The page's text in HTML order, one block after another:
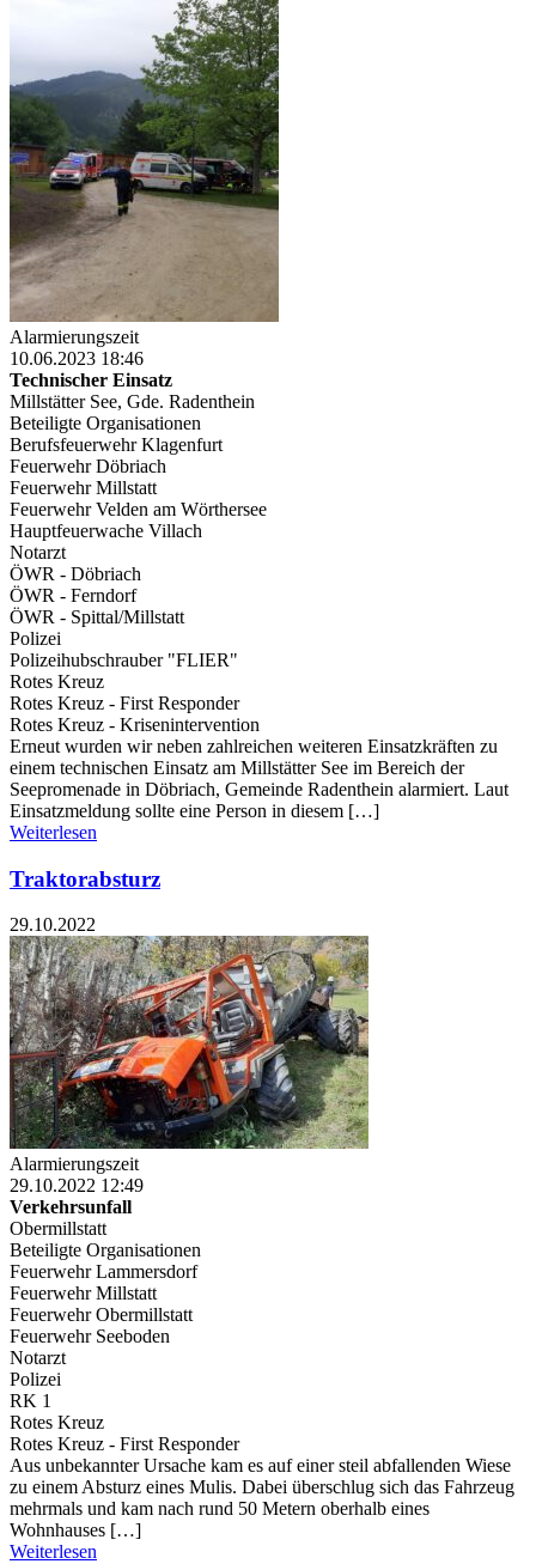
Alarmierungszeit
10.06.2023 18:46
Technischer Einsatz
Millstätter See, Gde. Radenthein
Beteiligte Organisationen
Berufsfeuerwehr Klagenfurt
Feuerwehr Döbriach
Feuerwehr Millstatt
Feuerwehr Velden am Wörthersee
Hauptfeuerwache Villach
Notarzt
ÖWR - Döbriach
ÖWR - Ferndorf
ÖWR - Spittal/Millstatt
Polizei
Polizeihubschrauber "FLIER"
Rotes Kreuz
Rotes Kreuz - First Responder
Rotes Kreuz - Krisenintervention
Erneut wurden wir neben zahlreichen weiteren Einsatzkräften zu
einem technischen Einsatz am Millstätter See im Bereich der
Seepromenade in Döbriach, Gemeinde Radenthein alarmiert. Laut
Einsatzmeldung sollte eine Person in diesem […]
Weiterlesen
Traktorabsturz
29.10.2022
Alarmierungszeit
29.10.2022 12:49
Verkehrsunfall
Obermillstatt
Beteiligte Organisationen
Feuerwehr Lammersdorf
Feuerwehr Millstatt
Feuerwehr Obermillstatt
Feuerwehr Seeboden
Notarzt
Polizei
RK 1
Rotes Kreuz
Rotes Kreuz - First Responder
Aus unbekannter Ursache kam es auf einer steil abfallenden Wiese
zu einem Absturz eines Mulis. Dabei überschlug sich das Fahrzeug
mehrmals und kam nach rund 50 Metern oberhalb eines
Wohnhauses […]
Weiterlesen